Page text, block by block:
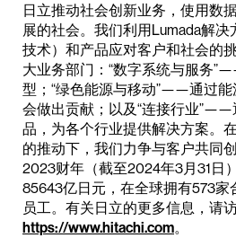
日立推动社会创新业务，使用数
展的社会。我们利用Lumada解
技术）和产品应对客户和社会的
大业务部门：“数字系统与服务
型；“绿色能源与移动”——通过能
会做出贡献；以及“连接行业
品，为各个行业提供解决方案。
的推动下，我们力争与客户共同
2023财年（截至2024年3月31日
85643亿日元，在全球拥有573家
员工。有关日立的更多信息，请
https://www.hitachi.com。